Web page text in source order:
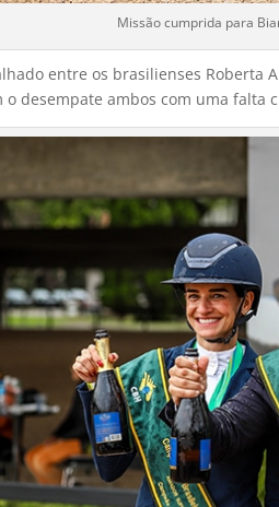
Missão cumprida para
entre os brasilienses Roberta
desempate ambos com uma falta